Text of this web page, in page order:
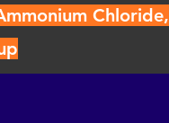
Chloride,